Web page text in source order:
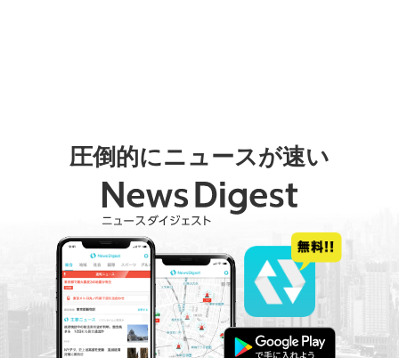
圧倒的にニュースが速い